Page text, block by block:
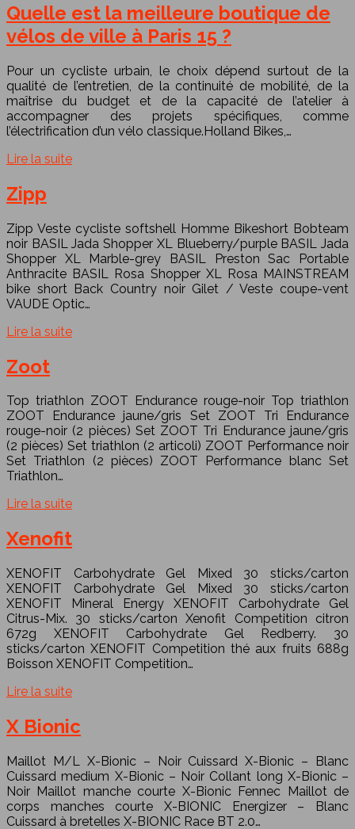
Quelle est la meilleure boutique de
vélos de ville à Paris 15 ?
Pour un cycliste urbain, le choix dépend surtout de la
qualité de l’entretien, de la continuité de mobilité, de la
maîtrise du budget et de la capacité de l’atelier à
accompagner des projets spécifiques, comme
l’électrification d’un vélo classique.Holland Bikes,…
Lire la suite
Zipp
Zipp Veste cycliste softshell Homme Bikeshort Bobteam
noir BASIL Jada Shopper XL Blueberry/purple BASIL Jada
Shopper XL Marble-grey BASIL Preston Sac Portable
Anthracite BASIL Rosa Shopper XL Rosa MAINSTREAM
bike short Back Country noir Gilet / Veste coupe-vent
VAUDE Optic…
Lire la suite
Zoot
Top triathlon ZOOT Endurance rouge-noir Top triathlon
ZOOT Endurance jaune/gris Set ZOOT Tri Endurance
rouge-noir (2 pièces) Set ZOOT Tri Endurance jaune/gris
(2 pièces) Set triathlon (2 articoli) ZOOT Performance noir
Set Triathlon (2 pièces) ZOOT Performance blanc Set
Triathlon…
Lire la suite
Xenofit
XENOFIT Carbohydrate Gel Mixed 30 sticks/carton
XENOFIT Carbohydrate Gel Mixed 30 sticks/carton
XENOFIT Mineral Energy XENOFIT Carbohydrate Gel
Citrus-Mix. 30 sticks/carton Xenofit Competition citron
672g XENOFIT Carbohydrate Gel Redberry. 30
sticks/carton XENOFIT Competition thé aux fruits 688g
Boisson XENOFIT Competition…
Lire la suite
X Bionic
Maillot M/L X-Bionic – Noir Cuissard X-Bionic – Blanc
Cuissard medium X-Bionic – Noir Collant long X-Bionic –
Noir Maillot manche courte X-Bionic Fennec Maillot de
corps manches courte X-BIONIC Energizer – Blanc
Cuissard à bretelles X-BIONIC Race BT 2.0…